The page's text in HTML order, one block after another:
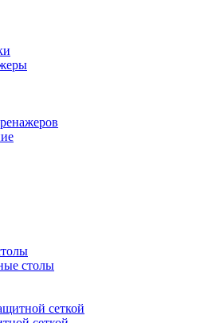
столы
сеткой